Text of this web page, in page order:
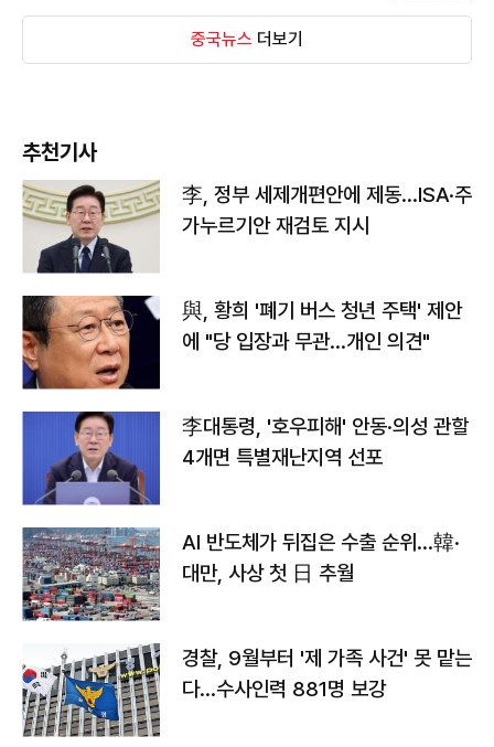
중국뉴스 더보기
추천기사
李, 정부 세제개편안에 제동…ISA·주
가누르기안 재검토 지시
與, 황희 '폐기 버스 청년 주택' 제안
에 "당 입장과 무관…개인 의견"
李대통령, '호우피해' 안동·의성 관할
4개면 특별재난지역 선포
AI 반도체가 뒤집은 수출 순위…韓·
대만, 사상 첫 日 추월
경찰, 9월부터 '제 가족 사건' 못 맡는
다…수사인력 881명 보강